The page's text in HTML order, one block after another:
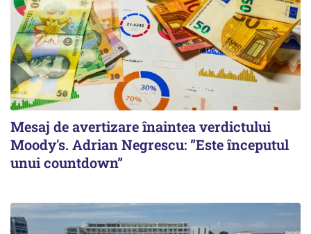
Mesaj de avertizare înaintea verdictului
Moody's. Adrian Negrescu: ”Este începutul
unui countdown”